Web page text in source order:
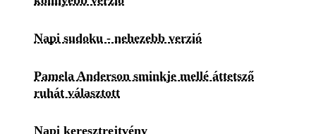
Napi sudoku - nehezebb verzió
Pamela Anderson sminkje mellé áttetsző
ruhát választott
Napi keresztrejtvény